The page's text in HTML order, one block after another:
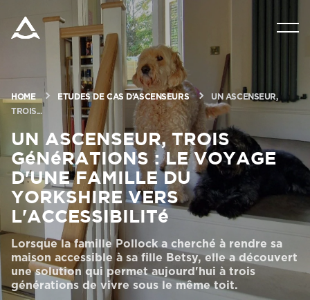
PRODUITS
OUTILS ET DOCUMENTS
BLOG ET NOUVELLES
À PROPOS D’ARITCO
PROFESSIONNEL
Commander un HomeKit numérique
HOME ETUDES DE CAS D’ASCENSEURS
UN ASCENSEUR,
TROIS...
Un ascenseur, trois
générations : Le voyage
d'une famille du
Yorkshire vers
l'accessibilité
Lorsque la famille Pollock a cherché à rendre sa
maison accessible à sa fille Betsy, elle a découvert
une solution qui permet aujourd'hui à trois
générations de vivre sous le même toit.